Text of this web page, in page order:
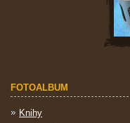
FOTOALBUM
Knihy